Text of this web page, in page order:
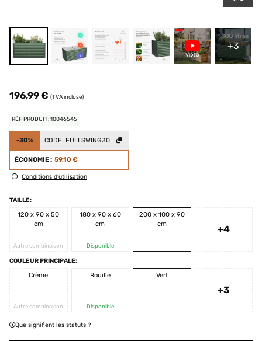
+3
196,99 € (TVA incluse)
RÉF PRODUIT: 10046545
-30% CODE: FULLSWING30
ÉCONOMIE : 59,10 €
Conditions d'utilisation
TAILLE:
120 x 90 x 50
cm
Autre combinaison
180 x 90 x 60
cm
Disponible
200 x 100 x 90
cm
+4
COULEUR PRINCIPALE:
Crème
Autre combinaison
Rouille
Disponible
Vert
+3
Que signifient les statuts ?